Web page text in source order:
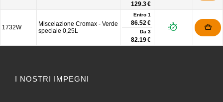
129.3 €
1732W
Miscelazione Cromax - Verde
speciale 0,25L
Entro 1
86.52 €
Da 3
82.19 €
I NOSTRI IMPEGNI